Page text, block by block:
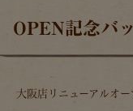
OPEN記念バ
大阪店リニューアルオ